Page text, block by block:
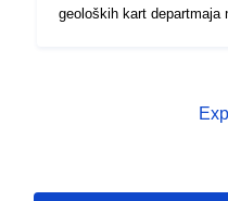
geoloških kart departmaja
v formaciji (litska